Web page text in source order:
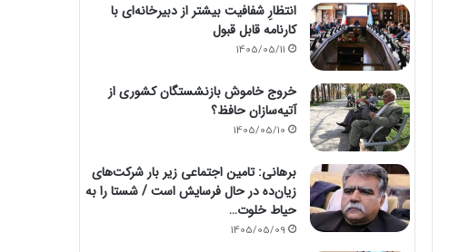
انتظارِ شفافیت بیشتر از دبیرخانه‌ای با
کارنامه قابل قبول
1405/05/11
خروج خاموش بازنشستگان کشوری از
آتیه‌سازان حافظ؟
1405/05/10
برهانی: تامین اجتماعی زیر بار شرکت‌های
زیان‌ده در حال فرسایش است / شستا را به
حیاط خلوت…
1405/05/09